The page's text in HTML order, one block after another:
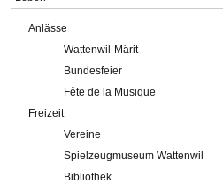
Anlässe
Wattenwil-Märit
Bundesfeier
Fête de la Musique
Freizeit
Vereine
Spielzeugmuseum Wattenwil
Bibliothek